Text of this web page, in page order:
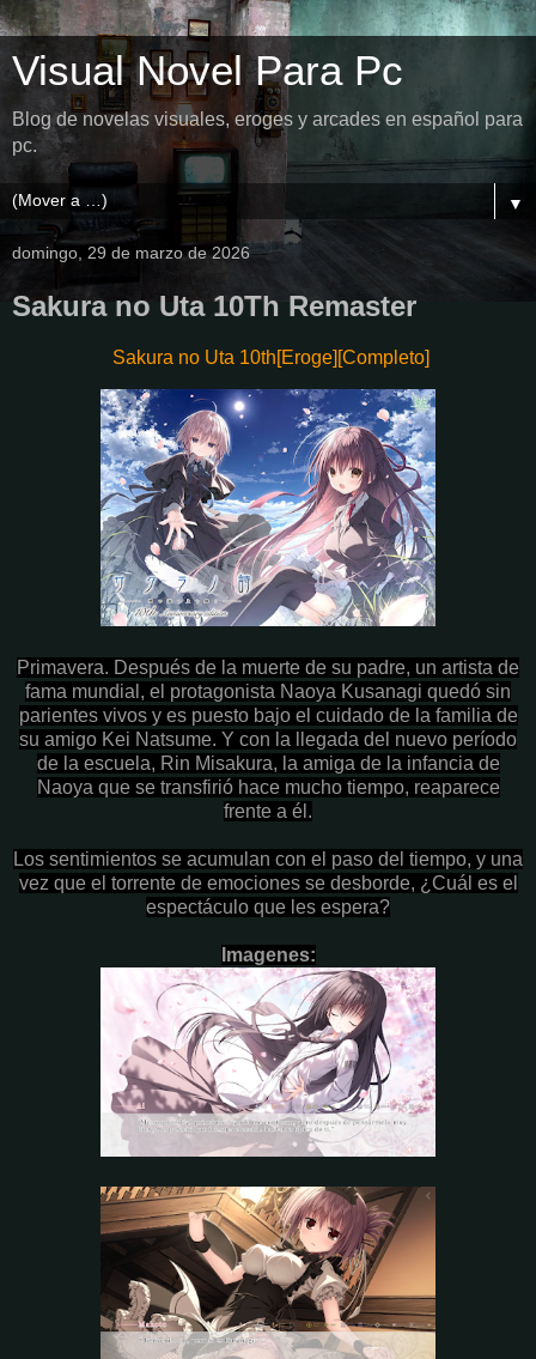
Visual Novel Para Pc
Blog de novelas visuales, eroges y arcades en español para
pc.
▼
domingo, 29 de marzo de 2026
Sakura no Uta 10Th Remaster
Sakura no Uta 10th[Eroge][Completo]
Primavera. Después de la muerte de su padre, un artista de
fama mundial, el protagonista Naoya Kusanagi quedó sin
parientes vivos y es puesto bajo el cuidado de la familia de
su amigo Kei Natsume. Y con la llegada del nuevo período
de la escuela, Rin Misakura, la amiga de la infancia de
Naoya que se transfirió hace mucho tiempo, reaparece
frente a él.
Los sentimientos se acumulan con el paso del tiempo, y una
vez que el torrente de emociones se desborde, ¿Cuál es el
espectáculo que les espera?
Imagenes: